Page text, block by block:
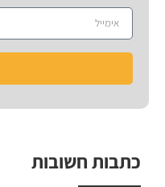
כתבות חשובות